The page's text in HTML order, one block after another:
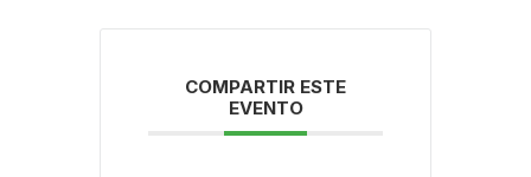
COMPARTIR ESTE
EVENTO